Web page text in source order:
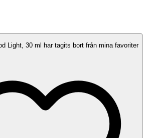
Food Light, 30 ml har tagits bort från mina favoriter